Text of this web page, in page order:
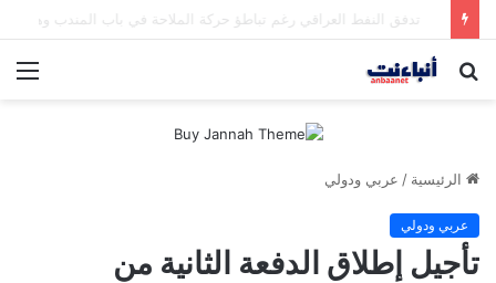
مقتل شخصين وإصابة 5 في إطلاق نار بمهرجان بمدينة سياتل الأميركية
بحث
الرئيسية / عربي ودولي
عربي ودولي
تأجيل إطلاق الدفعة الثانية من